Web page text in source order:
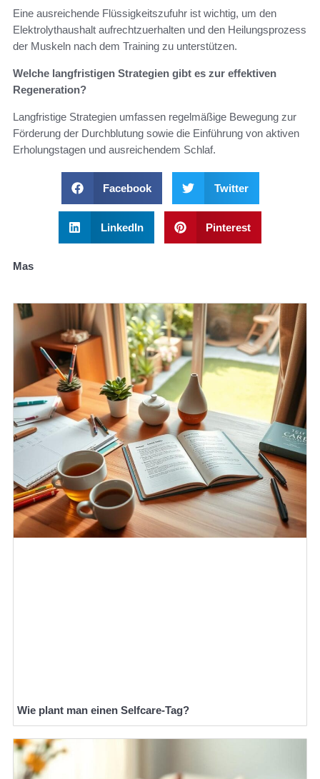
Eine ausreichende Flüssigkeitszufuhr ist wichtig, um den
Elektrolythaushalt aufrechtzuerhalten und den Heilungsprozess
der Muskeln nach dem Training zu unterstützen.
Welche langfristigen Strategien gibt es zur effektiven
Regeneration?
Langfristige Strategien umfassen regelmäßige Bewegung zur
Förderung der Durchblutung sowie die Einführung von aktiven
Erholungstagen und ausreichendem Schlaf.
Facebook Twitter
LinkedIn Pinterest
Mas
Wie plant man einen Selfcare-Tag?